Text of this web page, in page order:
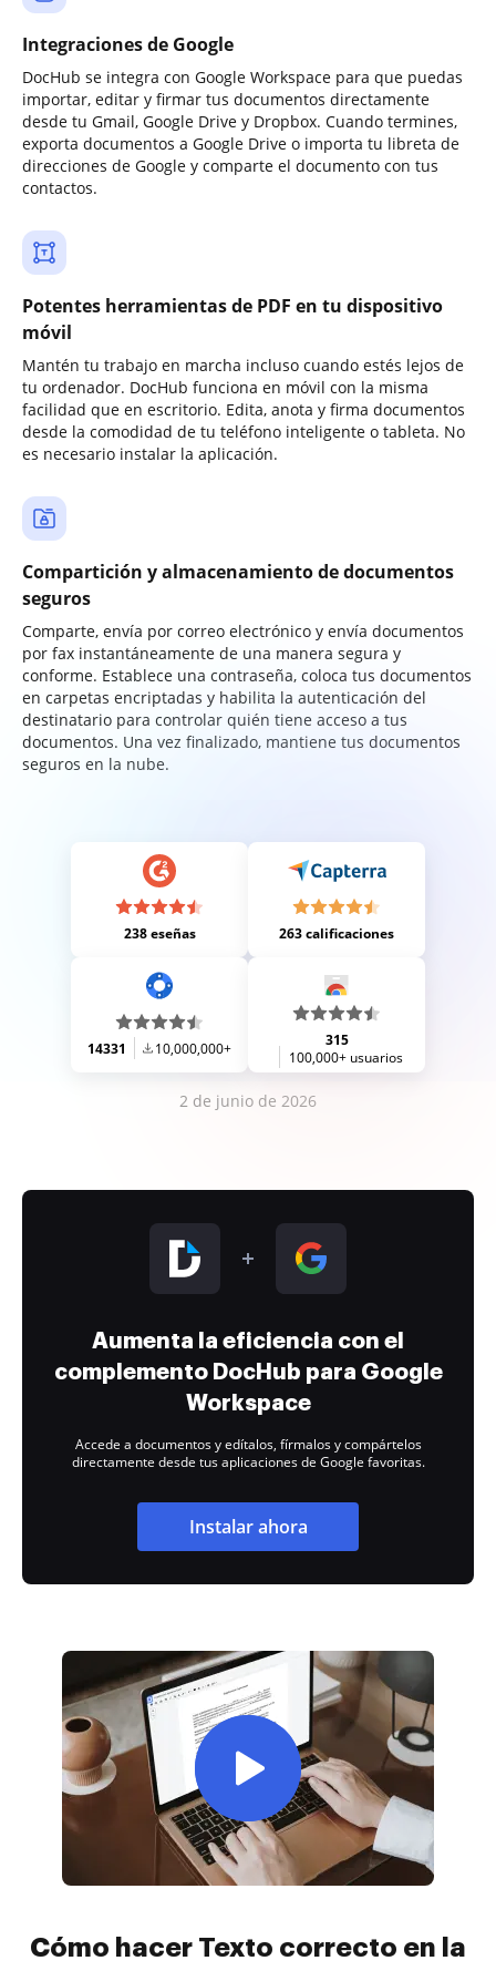
Integraciones de Google
DocHub se integra con Google Workspace para que puedas
importar, editar y firmar tus documentos directamente
desde tu Gmail, Google Drive y Dropbox. Cuando termines,
exporta documentos a Google Drive o importa tu libreta de
direcciones de Google y comparte el documento con tus
contactos.
Potentes herramientas de PDF en tu dispositivo
móvil
Mantén tu trabajo en marcha incluso cuando estés lejos de
tu ordenador. DocHub funciona en móvil con la misma
facilidad que en escritorio. Edita, anota y firma documentos
desde la comodidad de tu teléfono inteligente o tableta. No
es necesario instalar la aplicación.
Compartición y almacenamiento de documentos
seguros
Comparte, envía por correo electrónico y envía documentos
por fax instantáneamente de una manera segura y
conforme. Establece una contraseña, coloca tus documentos
en carpetas encriptadas y habilita la autenticación del
destinatario para controlar quién tiene acceso a tus
documentos. Una vez finalizado, mantiene tus documentos
seguros en la nube.
238 eseñas 263 calificaciones
14331 10,000,000+
315
100,000+ usuarios
2 de junio de 2026
Aumenta la eficiencia con el
complemento DocHub para Google
Workspace
Accede a documentos y edítalos, fírmalos y compártelos
directamente desde tus aplicaciones de Google favoritas.
Instalar ahora
Cómo hacer Texto correcto en la